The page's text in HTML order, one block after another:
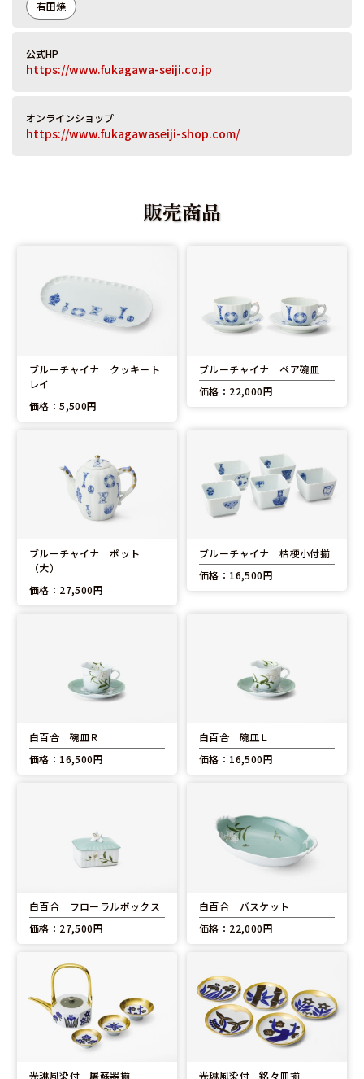
有田焼
公式HP
https://www.fukagawa-seiji.co.jp
オンラインショップ
https://www.fukagawaseiji-shop.com/
販売商品
ブルーチャイナ クッキート
レイ
価格：5,500円
ブルーチャイナ ペア碗皿
価格：22,000円
ブルーチャイナ ポット
（大）
価格：27,500円
ブルーチャイナ 桔梗小付揃
価格：16,500円
白百合 碗皿Ｒ
価格：16,500円
白百合 碗皿Ｌ
価格：16,500円
白百合 フローラルボックス
価格：27,500円
白百合 バスケット
価格：22,000円
光琳風染付 屠蘇器揃
光琳風染付 銘々皿揃